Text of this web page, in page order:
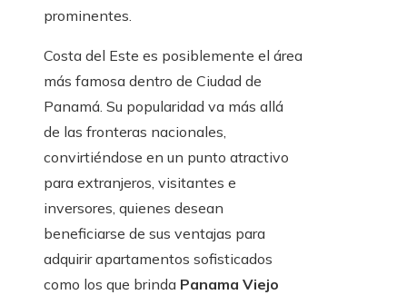
prominentes.
Costa del Este es posiblemente el área
más famosa dentro de Ciudad de
Panamá. Su popularidad va más allá
de las fronteras nacionales,
convirtiéndose en un punto atractivo
para extranjeros, visitantes e
inversores, quienes desean
beneficiarse de sus ventajas para
adquirir apartamentos sofisticados
como los que brinda Panama Viejo